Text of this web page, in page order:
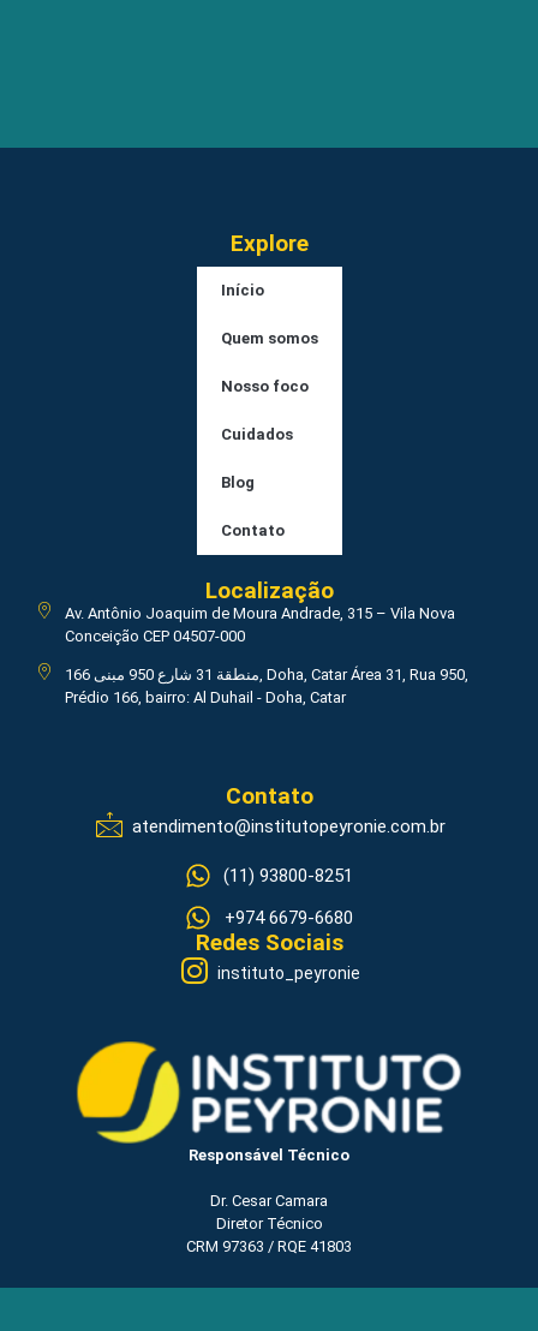
Explore
Início
Quem somos
Nosso foco
Cuidados
Blog
Contato
Localização
Av. Antônio Joaquim de Moura Andrade, 315 – Vila Nova
Conceição CEP 04507-000
منطقة 31 شارع 950 مبنى 166, Doha, Catar Área 31, Rua 950,
Prédio 166, bairro: Al Duhail - Doha, Catar
Contato
atendimento@institutopeyronie.com.br
(11) 93800-8251
+974 6679-6680
Redes Sociais
instituto_peyronie
Responsável Técnico
Dr. Cesar Camara
Diretor Técnico
CRM 97363 / RQE 41803